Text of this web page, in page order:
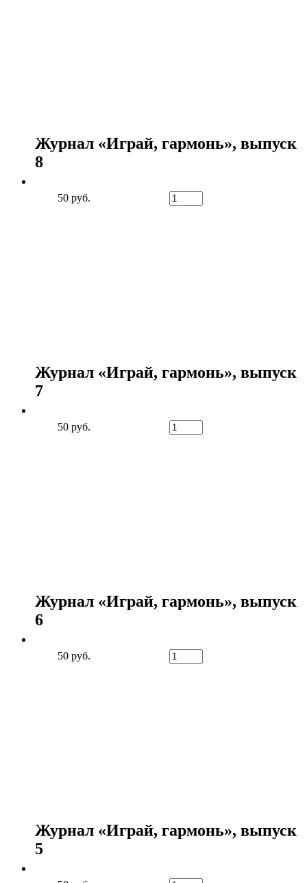
Журнал «Играй, гармонь», выпуск
8
50 руб.
Журнал «Играй, гармонь», выпуск
7
50 руб.
Журнал «Играй, гармонь», выпуск
6
50 руб.
Журнал «Играй, гармонь», выпуск
5